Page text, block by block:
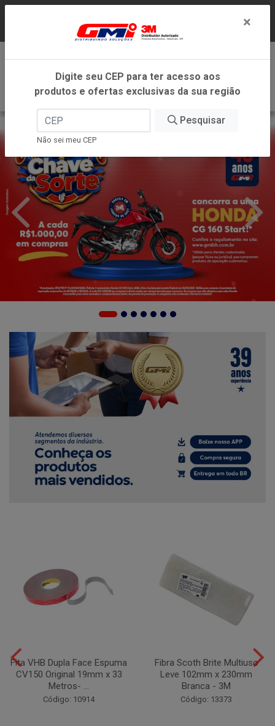
DENTRO DO ESTADO DE MINAS GERAIS.
Fita VHB Dupla Face Espuma
CV150 Original 19mm x 33
Metros- ...
Código: 10914
Fibra Scoth Brite Multiuso
Leve 102mm x 230mm
Branca - 3M
Código: 13373
×
Digite seu CEP para ter acesso aos
produtos e ofertas exclusivas da sua região
Pesquisar
Não sei meu CEP